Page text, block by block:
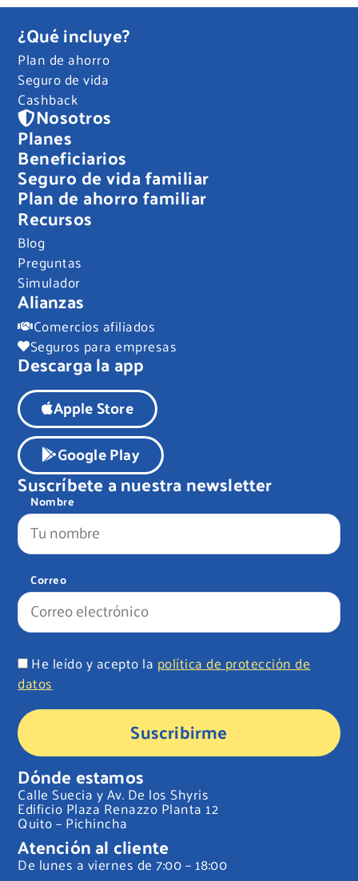
¿Qué incluye?
Plan de ahorro
Seguro de vida
Cashback
Nosotros
Planes
Beneficiarios
Seguro de vida familiar
Plan de ahorro familiar
Recursos
Blog
Preguntas
Simulador
Alianzas
Comercios afiliados
Seguros para empresas
Descarga la app
Apple Store
Google Play
Suscríbete a nuestra newsletter
Nombre
Correo
He leído y acepto la política de protección de
datos
Suscribirme
Dónde estamos
Calle Suecia y Av. De los Shyris
Edificio Plaza Renazzo Planta 12
Quito – Pichincha
Atención al cliente
De lunes a viernes de 7:00 – 18:00